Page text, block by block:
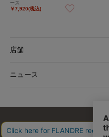
ース
￥7,920(税込)
店舗
ニュース